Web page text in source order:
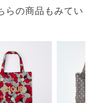
らの商品もみてい